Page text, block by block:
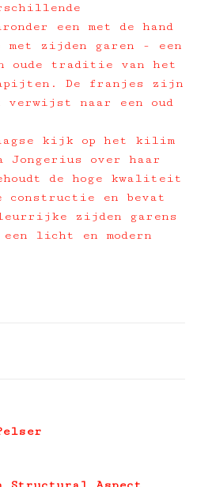
een met de hand
met zijden garen - een
oude traditie van het
De franjes zijn
verwijst naar een oud
kijk op het kilim
over haar
de hoge kwaliteit
en bevat
zijden garens
licht en modern